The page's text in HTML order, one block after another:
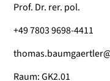
Prof. Dr. rer. pol.
+49 7803 9698-4411
Raum: GK2.01